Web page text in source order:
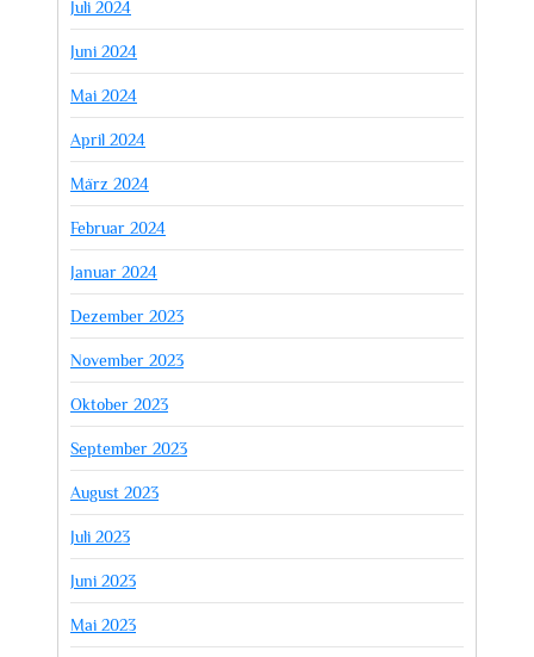
Juli 2024
Juni 2024
Mai 2024
April 2024
März 2024
Februar 2024
Januar 2024
Dezember 2023
November 2023
Oktober 2023
September 2023
August 2023
Juli 2023
Juni 2023
Mai 2023